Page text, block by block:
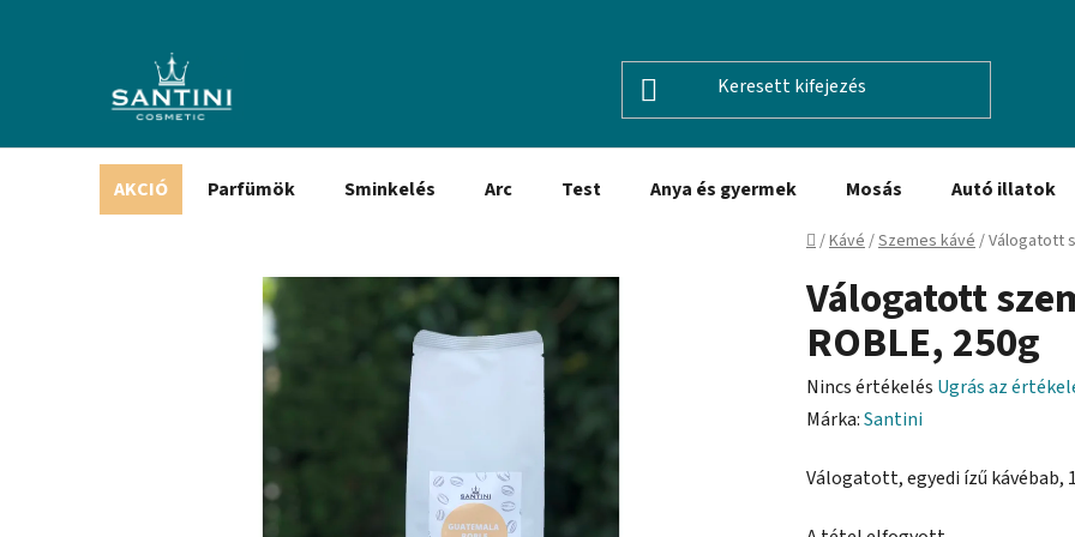
AKCIÓ Parfümök Sminkelés Arc Test Anya és gyermek Mosás Autó illatok
Kezdőlap
/Kávé/Szemes kávé/Válogatott
Válogatott
ROBLE, 250g
A
termék
értékelése
Nincs értékelés Ugrás az
Márka:Santini
Válogatott, egyedi ízű kávébab,